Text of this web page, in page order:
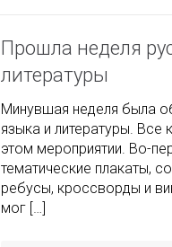
Прошла неделя
литературы
Минувшая неделя была
языка и литературы. Все
этом мероприятии. Во-
тематические плакаты,
ребусы, кроссворды и
мог […]